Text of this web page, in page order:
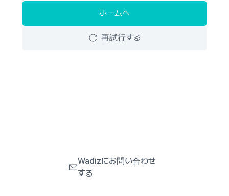
ホームへ
再試行する
Wadizにお問い合わせ
する